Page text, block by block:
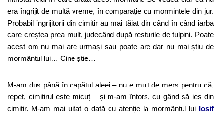
era îngrijit de multă vreme, în comparație cu mormintele din jur.
Probabil îngrijitorii din cimitir au mai tăiat din când în când iarba
care creștea prea mult, judecând după resturile de tulpini. Poate
acest om nu mai are urmași sau poate are dar nu mai știu de
mormântul lui… Cine știe…
M-am dus până în capătul aleei – nu e mult de mers pentru că,
repet, cimitirul este micuț – și m-am întors, cu gând să ies din
cimitir. M-am mai uitat o dată cu atenție la mormântul lui Iosif